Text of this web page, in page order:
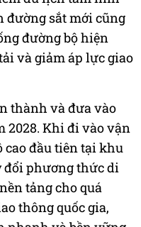
đường sắt mới cũng
đường bộ hiện
và giảm áp lực giao
thành và đưa vào
2028. Khi đi vào vận
cao đầu tiên tại khu
đổi phương thức di
tảng cho quá
thông quốc gia,